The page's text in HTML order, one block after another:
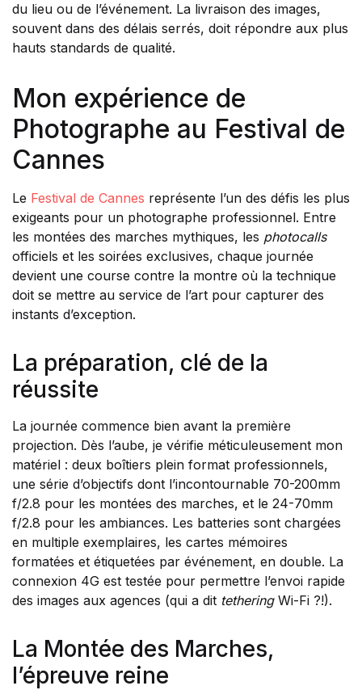
du lieu ou de l’événement. La livraison des images,
souvent dans des délais serrés, doit répondre aux plus
hauts standards de qualité.
Mon expérience de
Photographe au Festival de
Cannes
Le Festival de Cannes représente l’un des défis les plus
exigeants pour un photographe professionnel. Entre
les montées des marches mythiques, les photocalls
officiels et les soirées exclusives, chaque journée
devient une course contre la montre où la technique
doit se mettre au service de l’art pour capturer des
instants d’exception.
La préparation, clé de la
réussite
La journée commence bien avant la première
projection. Dès l’aube, je vérifie méticuleusement mon
matériel : deux boîtiers plein format professionnels,
une série d’objectifs dont l’incontournable 70-200mm
f/2.8 pour les montées des marches, et le 24-70mm
f/2.8 pour les ambiances. Les batteries sont chargées
en multiple exemplaires, les cartes mémoires
formatées et étiquetées par événement, en double. La
connexion 4G est testée pour permettre l’envoi rapide
des images aux agences (qui a dit tetheringWi-Fi ?!).
La Montée des Marches,
l’épreuve reine